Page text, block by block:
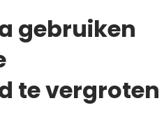
gebruiken
te vergroten